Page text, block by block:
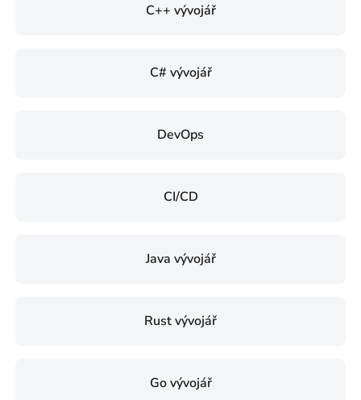
C++ vývojář
C# vývojář
DevOps
CI/CD
Java vývojář
Rust vývojář
Go vývojář